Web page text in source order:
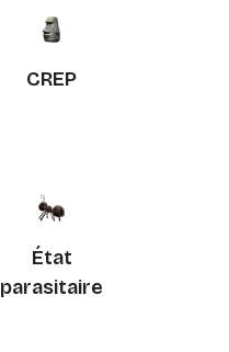
CREP
État
parasitaire